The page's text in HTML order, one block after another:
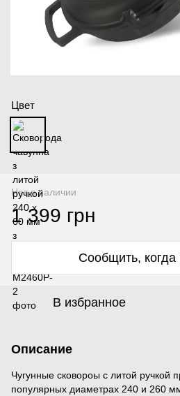
Цвет
Нет в наличии
1 399 грн
Сообщить, когда
В избранное
Описание
Чугунные сковороы с литой ручкой
популярных диаметрах 240 и 260